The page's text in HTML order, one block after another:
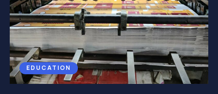
EDUCATION